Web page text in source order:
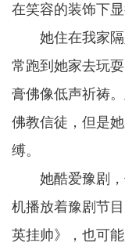
在笑容的装饰下
她住在我家隔
常跑到她家去玩
膏佛像低声祈祷
佛教信徒，但是
缚。
她酷爱豫剧，
机播放着豫剧节
英挂帅》，也可